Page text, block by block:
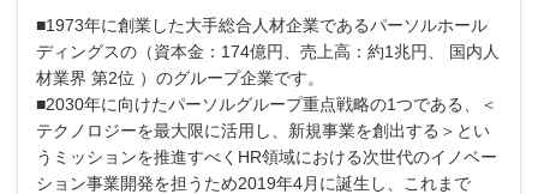
■1973年に創業した大手総合人材企業であるパーソルホール
ディングスの（資本金：174億円、売上高：約1兆円、 国内人
材業界 第2位 ）のグループ企業です。
■2030年に向けたパーソルグループ重点戦略の1つである、＜
テクノロジーを最大限に活用し、新規事業を創出する＞とい
うミッションを推進すべくHR領域における次世代のイノベー
ション事業開発を担うため2019年4月に誕生し、これまで